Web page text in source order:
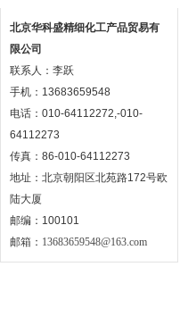
北京华科盛精细化工产品贸易有
限公司
联系人：李跃
手机：13683659548
电话：010-64112272,-010-
64112273
传真：86-010-64112273
地址：北京朝阳区北苑路172号欧
陆大厦
邮编：100101
邮箱： 13683659548@163.com